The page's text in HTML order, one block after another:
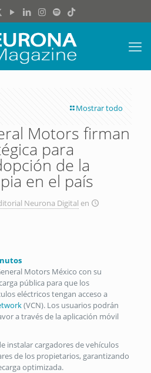
Mostrar todo
Motors firman
para
de la
en el país
Neurona Digital en
Motors México con su
pública para que los
eléctricos tengan acceso a
(VCN). Los usuarios podrán
a través de la aplicación móvil
instalar cargadores de vehículos
de los propietarios, garantizando
optimizada.